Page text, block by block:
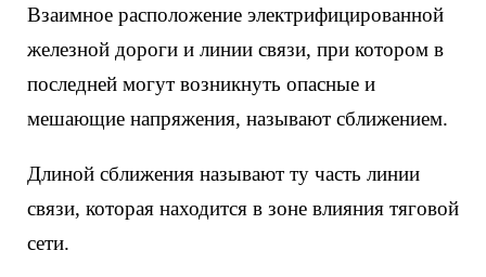
Взаимное расположение электрифицированной
железной дороги и линии связи, при котором в
последней могут возникнуть опасные и
мешающие напряжения, называют сближением.
Длиной сближения называют ту часть линии
связи, которая находится в зоне влияния тяговой
сети.